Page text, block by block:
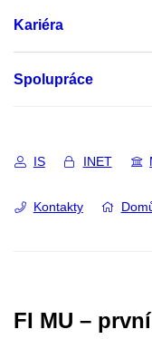
Kariéra
Spolupráce
IS INET
Kontakty
FI MU –